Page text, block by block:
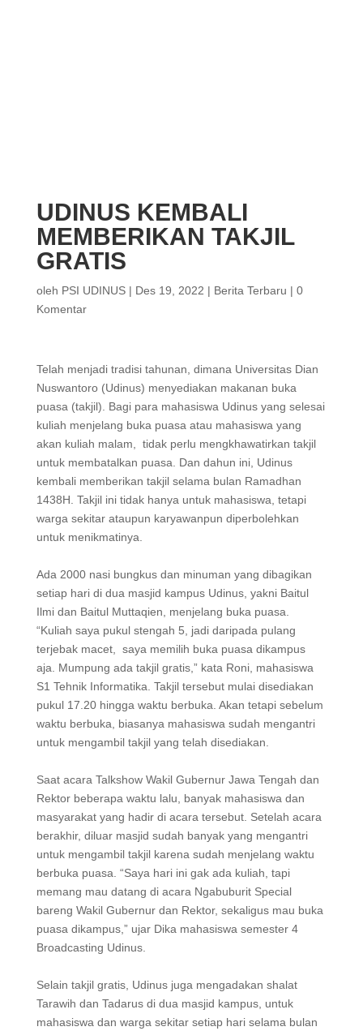
UDINUS KEMBALI
MEMBERIKAN TAKJIL
GRATIS
oleh PSI UDINUS| Des 19, 2022 | Berita Terbaru | 0
Komentar
Telah menjadi tradisi tahunan, dimana Universitas Dian
Nuswantoro (Udinus) menyediakan makanan buka
puasa (takjil). Bagi para mahasiswa Udinus yang selesai
kuliah menjelang buka puasa atau mahasiswa yang
akan kuliah malam, tidak perlu mengkhawatirkan takjil
untuk membatalkan puasa. Dan dahun ini, Udinus
kembali memberikan takjil selama bulan Ramadhan
1438H. Takjil ini tidak hanya untuk mahasiswa, tetapi
warga sekitar ataupun karyawanpun diperbolehkan
untuk menikmatinya.
Ada 2000 nasi bungkus dan minuman yang dibagikan
setiap hari di dua masjid kampus Udinus, yakni Baitul
Ilmi dan Baitul Muttaqien, menjelang buka puasa.
“Kuliah saya pukul stengah 5, jadi daripada pulang
terjebak macet, saya memilih buka puasa dikampus
aja. Mumpung ada takjil gratis,” kata Roni, mahasiswa
S1 Tehnik Informatika. Takjil tersebut mulai disediakan
pukul 17.20 hingga waktu berbuka. Akan tetapi sebelum
waktu berbuka, biasanya mahasiswa sudah mengantri
untuk mengambil takjil yang telah disediakan.
Saat acara Talkshow Wakil Gubernur Jawa Tengah dan
Rektor beberapa waktu lalu, banyak mahasiswa dan
masyarakat yang hadir di acara tersebut. Setelah acara
berakhir, diluar masjid sudah banyak yang mengantri
untuk mengambil takjil karena sudah menjelang waktu
berbuka puasa. “Saya hari ini gak ada kuliah, tapi
memang mau datang di acara Ngabuburit Special
bareng Wakil Gubernur dan Rektor, sekaligus mau buka
puasa dikampus,” ujar Dika mahasiswa semester 4
Broadcasting Udinus.
Selain takjil gratis, Udinus juga mengadakan shalat
Tarawih dan Tadarus di dua masjid kampus, untuk
mahasiswa dan warga sekitar setiap hari selama bulan